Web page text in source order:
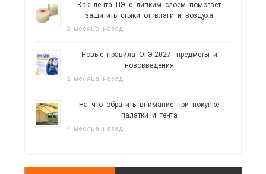
Как лента ПЭ с липким слоем помогает
защитить стыки от влаги и воздуха
2 месяца назад
Новые правила ОГЭ-2027: предметы и
нововведения
2 месяца назад
На что обратить внимание при покупке
палатки и тента
4 месяца назад